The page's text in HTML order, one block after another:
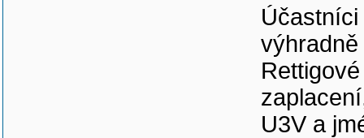
U3V a